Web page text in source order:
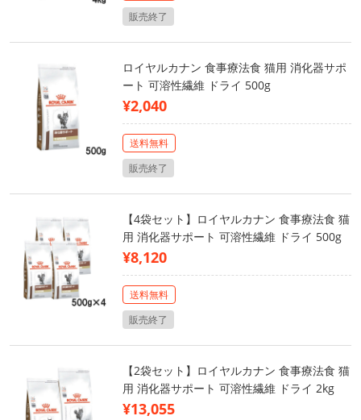
販売終了
ロイヤルカナン 食事療法食 猫用 消化器サポ
ート 可溶性繊維 ドライ 500g
¥2,040
送料無料
販売終了
【4袋セット】ロイヤルカナン 食事療法食 猫
用 消化器サポート 可溶性繊維 ドライ 500g
¥8,120
送料無料
販売終了
【2袋セット】ロイヤルカナン 食事療法食 猫
用 消化器サポート 可溶性繊維 ドライ 2kg
¥13,055